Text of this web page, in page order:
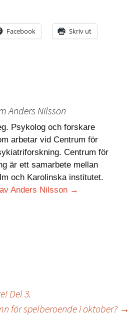
Facebook Skriv ut
Anders Nilsson
Psykolog och forskare
arbetar vid Centrum för
Centrum för
är ett samarbete mellan
och Karolinska institutet.
Anders Nilsson →
Del 3.
för spelberoende i oktober? →